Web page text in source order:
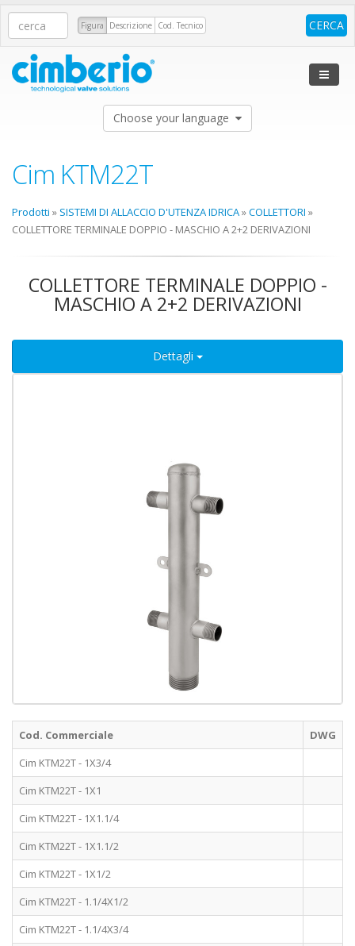
Figura Descrizione Cod. Tecnico
Choose your language
Cim KTM22T
Prodotti » SISTEMI DI ALLACCIO D'UTENZA IDRICA»COLLETTORI »
COLLETTORE TERMINALE DOPPIO - MASCHIO A 2+2 DERIVAZIONI
COLLETTORE TERMINALE DOPPIO -
MASCHIO A 2+2 DERIVAZIONI
Dettagli
Cod. Commerciale
DWG
Cim KTM22T - 1X3/4
Cim KTM22T - 1X1
Cim KTM22T - 1X1.1/4
Cim KTM22T - 1X1.1/2
Cim KTM22T - 1X1/2
Cim KTM22T - 1.1/4X1/2
Cim KTM22T - 1.1/4X3/4